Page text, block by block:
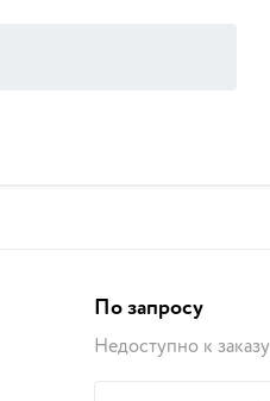
По запросу
Недоступно к заказу